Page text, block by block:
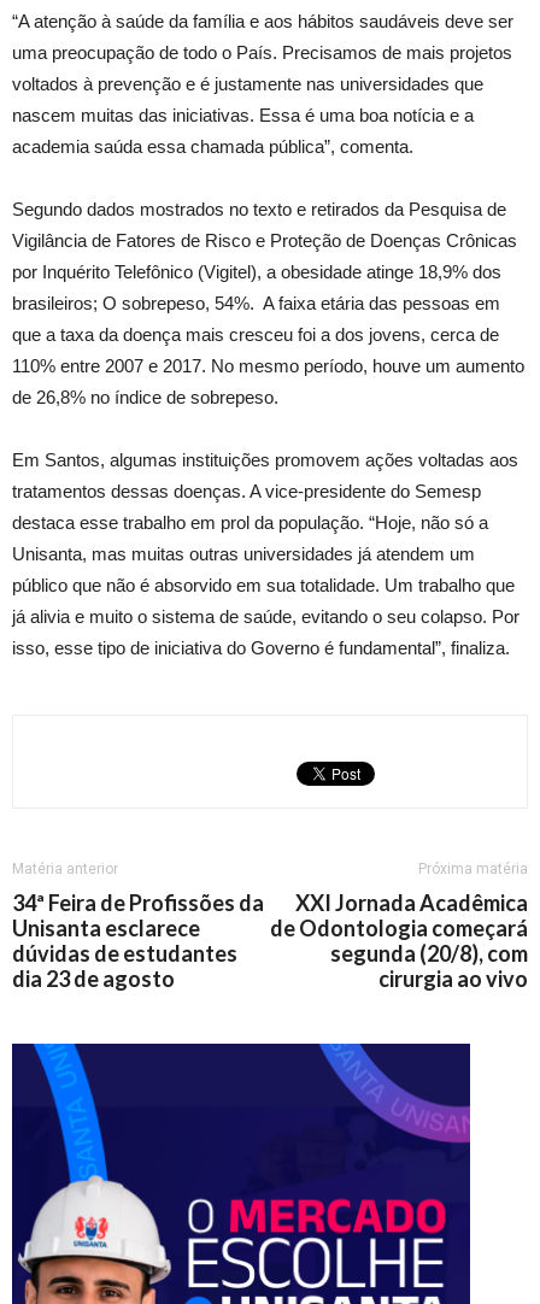
“A atenção à saúde da família e aos hábitos saudáveis deve ser
uma preocupação de todo o País. Precisamos de mais projetos
voltados à prevenção e é justamente nas universidades que
nascem muitas das iniciativas. Essa é uma boa notícia e a
academia saúda essa chamada pública”, comenta.
Segundo dados mostrados no texto e retirados da Pesquisa de
Vigilância de Fatores de Risco e Proteção de Doenças Crônicas
por Inquérito Telefônico (Vigitel), a obesidade atinge 18,9% dos
brasileiros; O sobrepeso, 54%. A faixa etária das pessoas em
que a taxa da doença mais cresceu foi a dos jovens, cerca de
110% entre 2007 e 2017. No mesmo período, houve um aumento
de 26,8% no índice de sobrepeso.
Em Santos, algumas instituições promovem ações voltadas aos
tratamentos dessas doenças. A vice-presidente do Semesp
destaca esse trabalho em prol da população. “Hoje, não só a
Unisanta, mas muitas outras universidades já atendem um
público que não é absorvido em sua totalidade. Um trabalho que
já alivia e muito o sistema de saúde, evitando o seu colapso. Por
isso, esse tipo de iniciativa do Governo é fundamental”, finaliza.
Matéria anterior
34ª Feira de Profissões da
Unisanta esclarece
dúvidas de estudantes
dia 23 de agosto
Próxima matéria
XXI Jornada Acadêmica
de Odontologia começará
segunda (20/8), com
cirurgia ao vivo